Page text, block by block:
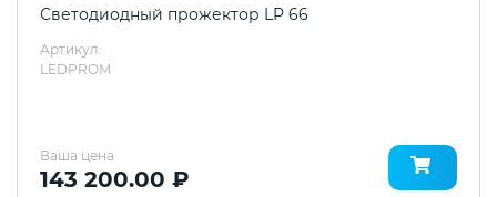
Светодиодный прожектор LP 66
Артикул:
LEDPROM
Ваша цена
143 200.00 ₽